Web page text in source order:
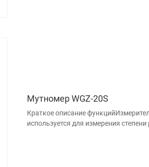
Мутномер WGZ-20S
Краткое описание
используется для измерения степени